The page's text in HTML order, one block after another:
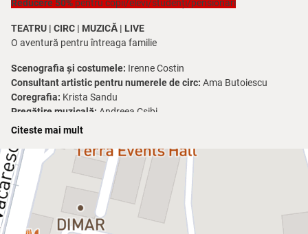
Reducere 50% pentru copii/elevi/studenți/pensionari
TEATRU | CIRC | MUZICĂ | LIVE
O aventură pentru întreaga familie
Scenografia și costumele: Irenne Costin
Consultant artistic pentru numerele de circ: Ama Butoiescu
Coregrafia: Krista Sandu
Pregătire muzicală: Andreea Csibi
Director muzical:
Light design:
Veronica Râpă
Video mapping:
Radu Nechit
Producători executivi:
Teodora Moscal, Ionuț Ionescu
Regizor tehnic:
George Dumitru
Follow spot:Aurelian Roșca, Cucu Leontin, Mihăiță Petrache
Motoare: Daniel Zancu, Gheorghe Turcescu
Citeste mai mult